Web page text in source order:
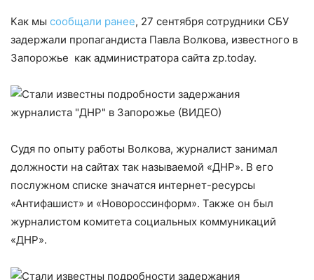
Как мы сообщали ранее, 27 сентября сотрудники СБУ
задержали пропагандиста Павла Волкова, известного в
Запорожье как администратора сайта zp.today.
Судя по опыту работы Волкова, журналист занимал
должности на сайтах так называемой «ДНР». В его
послужном списке значатся интернет-ресурсы
«Антифашист» и «Новороссинформ». Также он был
журналистом комитета социальных коммуникаций
«ДНР».